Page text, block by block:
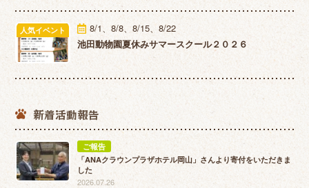
人気イベント
8/1、8/8、8/15、8/22
池田動物園夏休みサマースクール２０２６
新着活動報告
ご報告
「ANAクラウンプラザホテル岡山」さんより寄付をいただきま
した
2026.07.26